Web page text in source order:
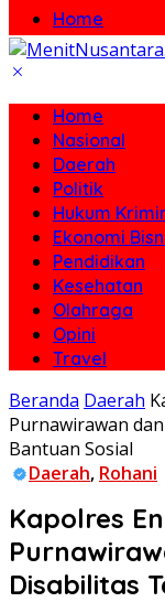
Home
Nasional
Hukum
Ekonomi Bisnis
Pendidikan
Kesehatan
Olahraga
Opini
Travel
Home
Nasional
Daerah
Politik
Hukum
Ekonomi
Pendidikan
Kesehatan
Olahraga
Opini
Travel
Beranda Daerah
Purnawirawan
Bantuan Sosial
Daerah, Rohani
Kapolres
Disabilitas